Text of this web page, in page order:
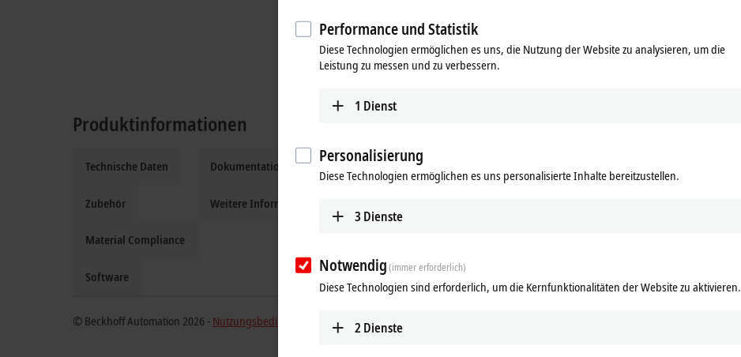
Produktinformationen
Technische Daten
Zubehör
Material Compliance
Software
Dokumentation und Downloads
Weitere Informationen
Ergänzende Produkte
© Beckhoff Automation 2026 - Nutzungsbedingungen
Performance und Statistik
Diese Technologien ermöglichen es uns, die Nutzung der Website zu analysieren, um die
Leistung zu messen und zu verbessern.
1 Dienst
Personalisierung
Diese Technologien ermöglichen es uns personalisierte Inhalte bereitzustellen.
3 Dienste
Notwendig(immer erforderlich)
Diese Technologien sind erforderlich, um die Kernfunktionalitäten der Website zu aktivieren.
2 Dienste